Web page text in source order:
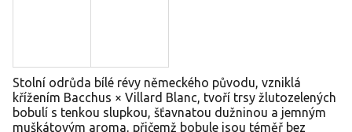
Stolní odrůda bílé révy německého původu, vzniklá
křížením Bacchus × Villard Blanc, tvoří trsy žlutozelených
bobulí s tenkou slupkou, šťavnatou dužninou a jemným
muškátovým aroma, přičemž bobule jsou téměř bez